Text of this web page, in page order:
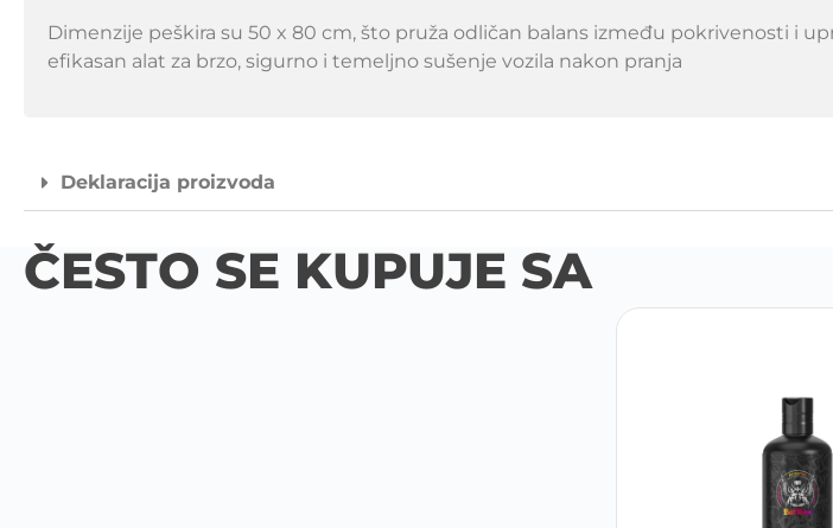
Dimenzije peškira su 50 x 80 cm, što pruža odličan balans između pokrivenosti i
efikasan alat za brzo, sigurno i temeljno sušenje vozila nakon pranja
Deklaracija proizvoda
ČESTO SE KUPUJE SA